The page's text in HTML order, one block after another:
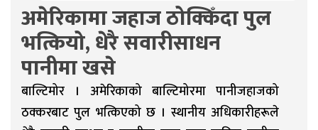
अमेरिकामा जहाज ठोक्किँदा पुल
भत्कियो, धेरै सवारीसाधन
पानीमा खसे
बाल्टिमोर । अमेरिकाको बाल्टिमोरमा पानीजहाजको
ठक्करबाट पुल भत्किएको छ । स्थानीय अधिकारीहरूले